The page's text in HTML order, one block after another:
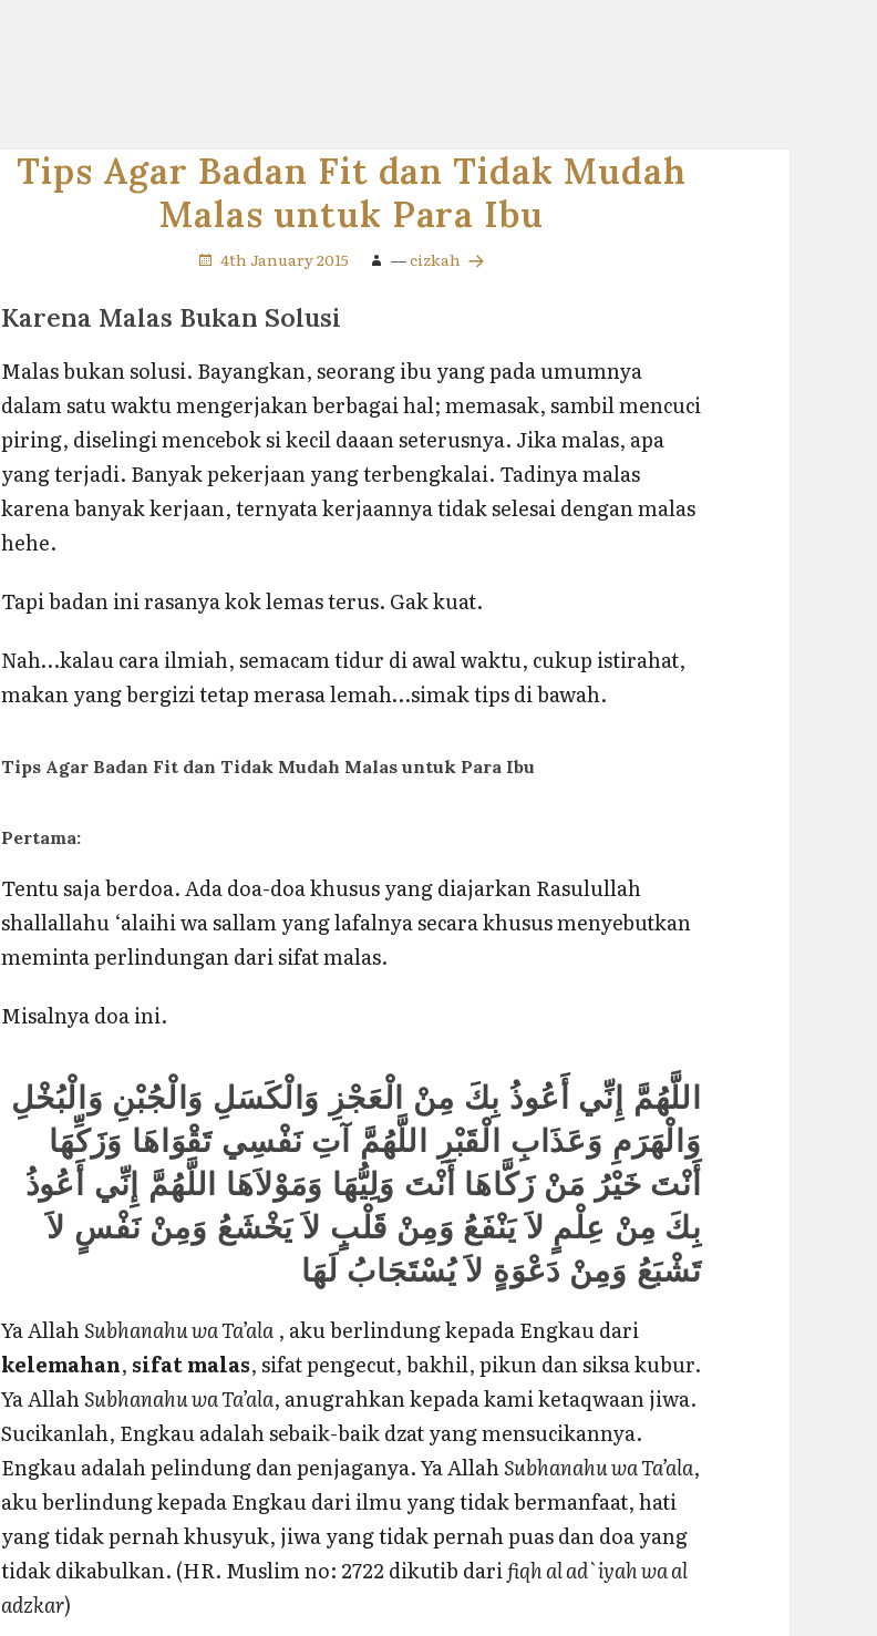
Tips Agar Badan Fit dan Tidak Mudah
Malas untuk Para Ibu
4th January 2015 —cizkah
Karena Malas Bukan Solusi
Malas bukan solusi. Bayangkan, seorang ibu yang pada umumnya
dalam satu waktu mengerjakan berbagai hal; memasak, sambil mencuci
piring, diselingi mencebok si kecil daaan seterusnya. Jika malas, apa
yang terjadi. Banyak pekerjaan yang terbengkalai. Tadinya malas
karena banyak kerjaan, ternyata kerjaannya tidak selesai dengan malas
hehe.
Tapi badan ini rasanya kok lemas terus. Gak kuat.
Nah…kalau cara ilmiah, semacam tidur di awal waktu, cukup istirahat,
makan yang bergizi tetap merasa lemah…simak tips di bawah.
Tips Agar Badan Fit dan Tidak Mudah Malas untuk Para Ibu
Pertama:
Tentu saja berdoa. Ada doa-doa khusus yang diajarkan Rasulullah
shallallahu ‘alaihi wa sallam yang lafalnya secara khusus menyebutkan
meminta perlindungan dari sifat malas.
Misalnya doa ini.
اللَّهُمَّ إِنِّي أَعُوذُ بِكَ مِنْ الْعَجْزِ وَالْكَسَلِ وَالْجُبْنِ وَالْبُخْلِ
وَالْهَرَمِ وَعَذَابِ الْقَبْرِ اللَّهُمَّ آتِ نَفْسِي تَقْوَاهَا وَزَكِّهَا
أَنْتَ خَيْرُ مَنْ زَكَّاهَا أَنْتَ وَلِيُّهَا وَمَوْلاَهَا اللَّهُمَّ إِنِّي أَعُوذُ
بِكَ مِنْ عِلْمٍ لاَ يَنْفَعُ وَمِنْ قَلْبٍ لاَ يَخْشَعُ وَمِنْ نَفْسٍ لاَ
تَشْبَعُ وَمِنْ دَعْوَةٍ لاَ يُسْتَجَابُ لَهَا
Ya AllahSubhanahu wa Ta’ala , aku berlindung kepada Engkau dari
kelemahan, sifat malas, sifat pengecut, bakhil, pikun dan siksa kubur.
Ya AllahSubhanahu wa Ta’ala, anugrahkan kepada kami ketaqwaan jiwa.
Sucikanlah, Engkau adalah sebaik-baik dzat yang mensucikannya.
Engkau adalah pelindung dan penjaganya. Ya AllahSubhanahu wa Ta’ala,
aku berlindung kepada Engkau dari ilmu yang tidak bermanfaat, hati
yang tidak pernah khusyuk, jiwa yang tidak pernah puas dan doa yang
tidak dikabulkan. (HR. Muslim no: 2722 dikutib darifiqh al ad`iyah wa al
adzkar)